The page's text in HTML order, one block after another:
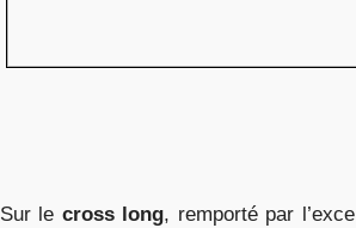
Sur le cross long, remporté par